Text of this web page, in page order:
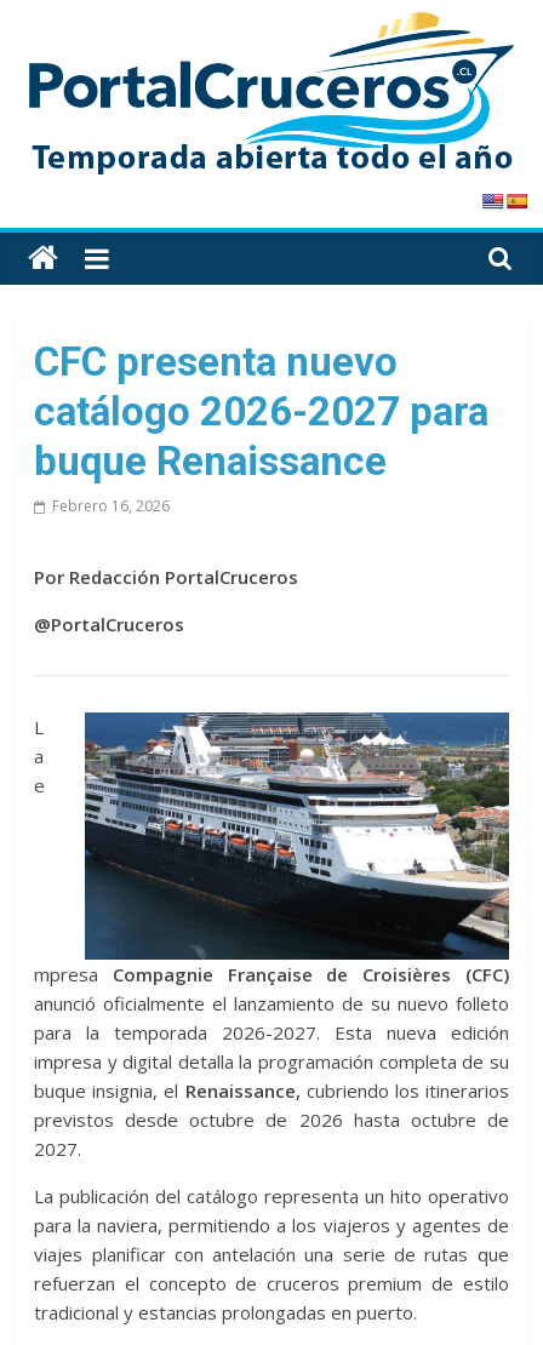
content
PortalCruceros
Toda
la
de
cruceros
en
solo
CFC presenta nuevo
catálogo 2026-2027 para
buque Renaissance
Febrero 16, 2026
Por Redacción PortalCruceros
@PortalCruceros
L
a
e
mpresa Compagnie Française de Croisières (CFC)
anunció oficialmente el lanzamiento de su nuevo folleto
para la temporada 2026-2027. Esta nueva edición
impresa y digital detalla la programación completa de su
buque insignia, el Renaissance, cubriendo los itinerarios
previstos desde octubre de 2026 hasta octubre de
2027.
La publicación del catálogo representa un hito operativo
para la naviera, permitiendo a los viajeros y agentes de
viajes planificar con antelación una serie de rutas que
refuerzan el concepto de cruceros premium de estilo
tradicional y estancias prolongadas en puerto.